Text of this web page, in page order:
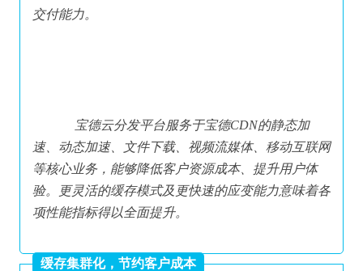
交付能力。
宝德云分发平台服务于宝德CDN的静态加
速、动态加速、文件下载、视频流媒体、移动互联网
等核心业务，能够降低客户资源成本、提升用户体
验。更灵活的缓存模式及更快速的应变能力意味着各
项性能指标得以全面提升。
缓存集群化，节约客户成本